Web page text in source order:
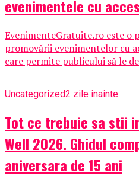
evenimentele cu
EvenimenteGratuite.ro este o
promovării evenimentelor cu
care permite publicului să le
Uncategorized2 zile inainte
Tot ce trebuie sa stii
Well 2026. Ghidul
aniversara de 15 ani